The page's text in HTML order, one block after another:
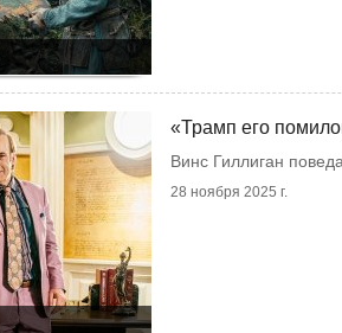
«Трамп его
Винс Гиллиган
28 ноября 2025 г.